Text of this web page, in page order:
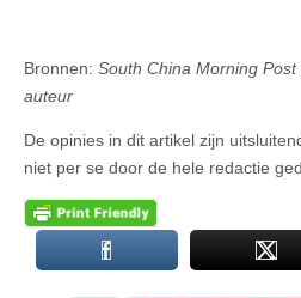
Bronnen: South China Morning
auteur
De opinies in dit artikel zijn
niet per se door de hele redactie